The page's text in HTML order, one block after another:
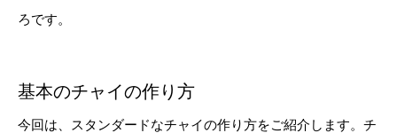
ろです。
基本のチャイの作り方
今回は、スタンダードなチャイの作り方をご紹介します。チ